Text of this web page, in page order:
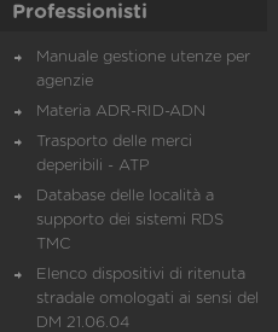
Professionisti
Manuale gestione utenze per
agenzie
Materia ADR-RID-ADN
Trasporto delle merci
deperibili - ATP
Database delle località a
supporto dei sistemi RDS
TMC
Elenco dispositivi di ritenuta
stradale omologati ai sensi del
DM 21.06.04